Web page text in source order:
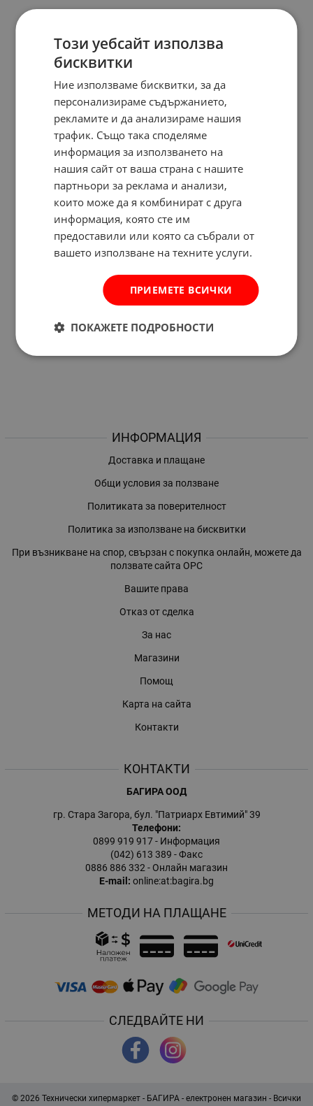
ИНФОРМАЦИЯ
Доставка и плащане
Общи условия за ползване
Политиката за поверителност
Политика за използване на бисквитки
При възникване на спор, свързан с покупка онлайн, можете да
ползвате сайта ОРС
Вашите права
Отказ от сделка
За нас
Магазини
Помощ
Карта на сайта
Контакти
КОНТАКТИ
БАГИРА ООД
гр. Стара Загора, бул. "Патриарх Евтимий" 39
Телефони:
0899 919 917- Информация
(042) 613 389 - Факс
0886 886 332 - Онлайн магазин
E-mail: online:at:bagira.bg
МЕТОДИ НА ПЛАЩАНЕ
СЛЕДВАЙТЕ НИ
© 2026 Технически хипермаркет - БАГИРА - електронен магазин - Всички
Този уебсайт използва
бисквитки
Ние използваме бисквитки, за да
персонализираме съдържанието,
рекламите и да анализираме нашия
трафик. Също така споделяме
информация за използването на
нашия сайт от ваша страна с нашите
партньори за реклама и анализи,
които може да я комбинират с друга
информация, която сте им
предоставили или която са събрали от
вашето използване на техните услуги.
ПРИЕМЕТЕ ВСИЧКИ
ПОКАЖЕТЕ ПОДРОБНОСТИ